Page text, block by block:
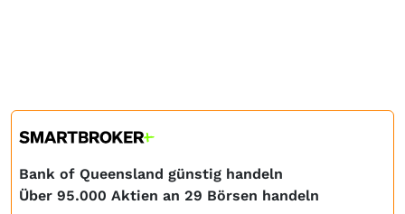
Bank of Queensland günstig handeln
Über 95.000 Aktien an 29 Börsen handeln